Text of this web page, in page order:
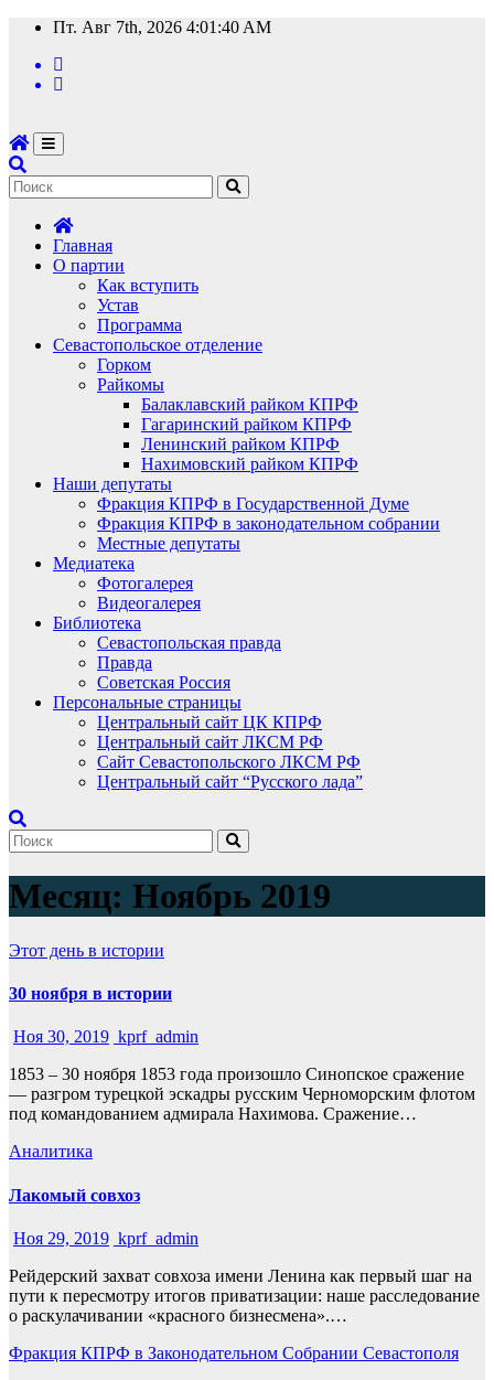
Перейти
содержимому
Пт. Авг 7th, 2026 4:01:40 AM
Главная
О партии
Как вступить
Устав
Программа
Севастопольское отделение
Горком
Райкомы
Балаклавский райком КПРФ
Гагаринский райком КПРФ
Ленинский райком КПРФ
Нахимовский райком КПРФ
Наши депутаты
Фракция КПРФ в Государственной Думе
Фракция КПРФ в законодательном собрании
Местные депутаты
Медиатека
Фотогалерея
Видеогалерея
Библиотека
Севастопольская правда
Правда
Советская Россия
Персональные страницы
Центральный сайт ЦК КПРФ
Центральный сайт ЛКСМ РФ
Сайт Севастопольского ЛКСМ РФ
Центральный сайт “Русского лада”
Месяц: Ноябрь 2019
Этот день в истории
30 ноября в истории
Ноя 30, 2019 kprf_admin
1853 – 30 ноября 1853 года произошло Синопское сражение
— разгром турецкой эскадры русским Черноморским флотом
под командованием адмирала Нахимова. Сражение…
Аналитика
Лакомый совхоз
Ноя 29, 2019 kprf_admin
Рейдерский захват совхоза имени Ленина как первый шаг на
пути к пересмотру итогов приватизации: наше расследование
о раскулачивании «красного бизнесмена».…
Фракция КПРФ в Законодательном Собрании Севастополя